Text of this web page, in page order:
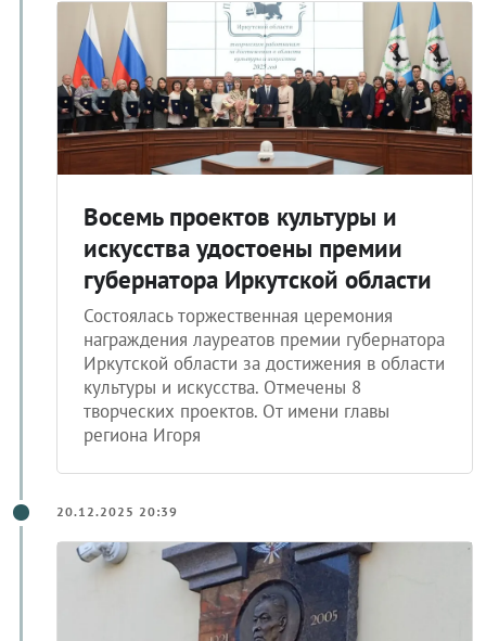
Восемь проектов культуры и
искусства удостоены премии
губернатора Иркутской области
Состоялась торжественная церемония
награждения лауреатов премии губернатора
Иркутской области за достижения в области
культуры и искусства. Отмечены 8
творческих проектов. От имени главы
региона Игоря
20.12.2025 20:39